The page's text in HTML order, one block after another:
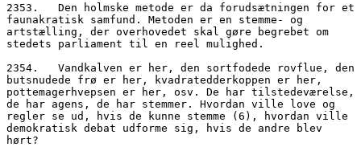
2353.   Den holmske metode er da forudsætningen for et
faunakratisk samfund. Metoden er en stemme- og
artstælling, der overhovedet skal gøre begrebet om
stedets parliament til en reel mulighed.
2354.   Vandkalven er her, den sortfodede rovflue, den
butsnudede frø er her, kvadratedderkoppen er her,
pottemagerhvepsen er her, osv. De har tilstedeværelse,
de har agens, de har stemmer. Hvordan ville love og
regler se ud, hvis de kunne stemme (6), hvordan ville
demokratisk debat udforme sig, hvis de andre blev
hørt?